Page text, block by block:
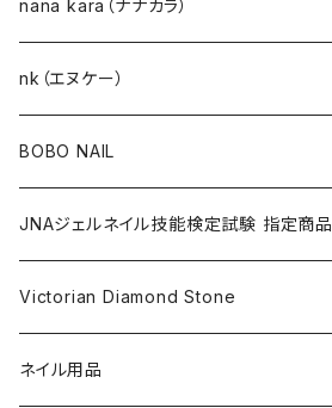
KITS（キット）
ACRYLIC（アクリル）
ACRYLIC POWDER（アクリルパウダー）
NAIL LIQUID（ネイルリキッド）
DIP & COLOR ACRYLIC POWDERS
DIP AND COLOR ACRYLIC POWDERS
KITS（キット）
GEL（ジェル）
SYNERGY GEL（シナジージェル）
ACCESSORIES（アクセサリー）
nana kara（ナナカラ）
GEL NAIL
nana kara [3g] （ナナカラ）
nana kara petit [1g] （ナナカラ プチ）
NAIL ART
ネイルパーツ
ネイルストーンパーツ
NAIL TIPS
NAIL TOOL
ブラシ
NAIL PREPS
nk（エヌケー）
GEL NAIL
3Dジェル
ベースジェル
NAIL ART
ネイルパーツ
パウダー
NAIL TOOL
フットファイル
NAIL PREPS
BOBO NAIL
セット
単品
JNAジェルネイル技能検定試験 指定商品
クリアジェル
カラージェル 赤指定色
Victorian Diamond Stone
50粒入り
ネイル用品